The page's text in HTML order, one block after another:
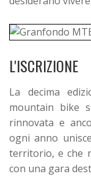
L'ISCRIZIONE
La decima
mountain bike
rinnovata e
ogni anno
territorio, e che
con una gara